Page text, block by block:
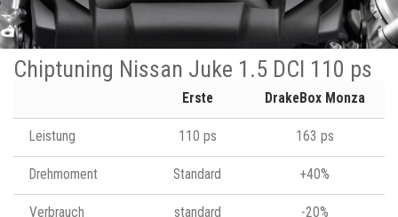
Chiptuning Nissan Juke 1.5 DCI 110 ps
Erste DrakeBox Monza
Leistung 110 ps 163 ps
Drehmoment Standard +40%
Verbrauch standard -20%